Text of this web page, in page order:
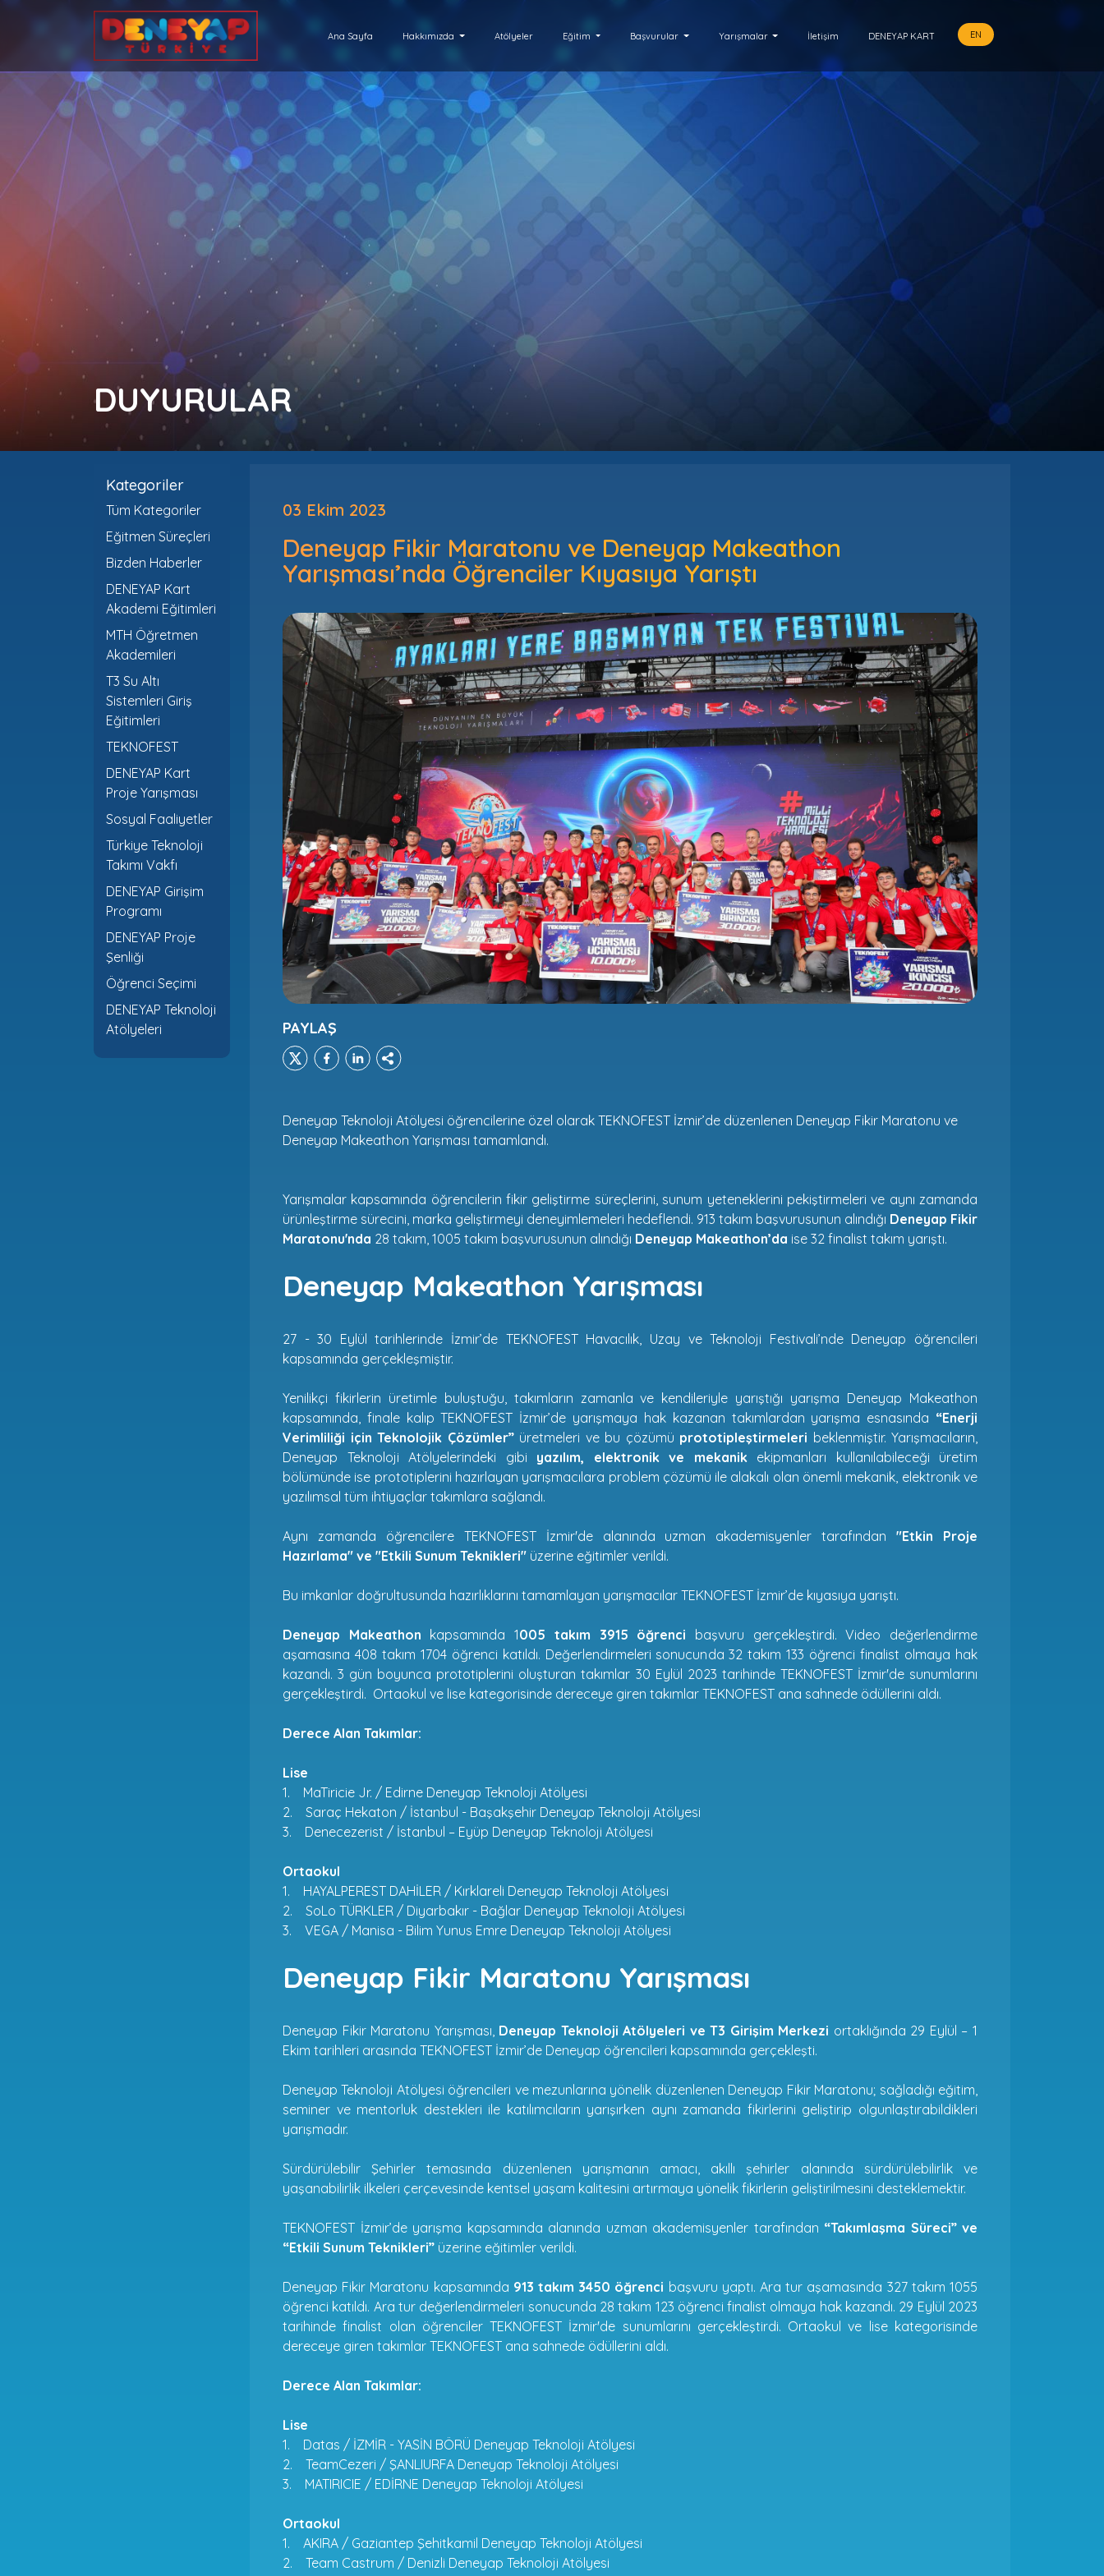
Ana Sayfa Hakkımızda Atölyeler Eğitim Başvurular Yarışmalar İletişim DENEYAP KART EN
DUYURULAR
Kategoriler
Tüm Kategoriler
Eğitmen Süreçleri
Bizden Haberler
DENEYAP Kart
Akademi Eğitimleri
MTH Öğretmen
Akademileri
T3 Su Altı
Sistemleri Giriş
Eğitimleri
TEKNOFEST
DENEYAP Kart
Proje Yarışması
Sosyal Faaliyetler
Türkiye Teknoloji
Takımı Vakfı
DENEYAP Girişim
Programı
DENEYAP Proje
Şenliği
Öğrenci Seçimi
DENEYAP Teknoloji
Atölyeleri
03 Ekim 2023
Deneyap Fikir Maratonu ve Deneyap Makeathon
Yarışması’nda Öğrenciler Kıyasıya Yarıştı
PAYLAŞ
Deneyap Teknoloji Atölyesi öğrencilerine özel olarak TEKNOFEST İzmir’de düzenlenen Deneyap Fikir Maratonu ve
Deneyap Makeathon Yarışması tamamlandı.
Yarışmalar kapsamında öğrencilerin fikir geliştirme süreçlerini, sunum yeteneklerini pekiştirmeleri ve aynı zamanda
ürünleştirme sürecini, marka geliştirmeyi deneyimlemeleri hedeflendi. 913 takım başvurusunun alındığı Deneyap Fikir
Maratonu'nda 28 takım, 1005 takım başvurusunun alındığı Deneyap Makeathon’da ise 32 finalist takım yarıştı.
Deneyap Makeathon Yarışması
27 - 30 Eylül tarihlerinde İzmir’de TEKNOFEST Havacılık, Uzay ve Teknoloji Festivali’nde Deneyap öğrencileri
kapsamında gerçekleşmiştir.
Yenilikçi fikirlerin üretimle buluştuğu, takımların zamanla ve kendileriyle yarıştığı yarışma Deneyap Makeathon
kapsamında, finale kalıp TEKNOFEST İzmir’de yarışmaya hak kazanan takımlardan yarışma esnasında “Enerji
Verimliliği için Teknolojik Çözümler”üretmeleri ve bu çözümü prototipleştirmeleri beklenmiştir. Yarışmacıların,
Deneyap Teknoloji Atölyelerindeki gibi yazılım, elektronik ve mekanikekipmanları kullanılabileceği üretim
bölümünde ise prototiplerini hazırlayan yarışmacılara problem çözümü ile alakalı olan önemli mekanik, elektronik ve
yazılımsal tüm ihtiyaçlar takımlara sağlandı.
Aynı zamanda öğrencilere TEKNOFEST İzmir'de alanında uzman akademisyenler tarafından"Etkin Proje
Hazırlama" ve "Etkili Sunum Teknikleri" üzerine eğitimler verildi.
Bu imkanlar doğrultusunda hazırlıklarını tamamlayan yarışmacılar TEKNOFEST İzmir’de kıyasıya yarıştı.
Deneyap Makeathon kapsamında 1005 takım 3915 öğrenci başvuru gerçekleştirdi. Video değerlendirme
aşamasına 408 takım 1704 öğrenci katıldı. Değerlendirmeleri sonucunda 32 takım 133 öğrenci finalist olmaya hak
kazandı. 3 gün boyunca prototiplerini oluşturan takımlar 30 Eylül 2023 tarihinde TEKNOFEST İzmir'de sunumlarını
gerçekleştirdi. Ortaokul ve lise kategorisinde dereceye giren takımlar TEKNOFEST ana sahnede ödüllerini aldı.
Derece Alan Takımlar:
Lise
1. MaTiricie Jr. / Edirne Deneyap Teknoloji Atölyesi
2. Saraç Hekaton / İstanbul - Başakşehir Deneyap Teknoloji Atölyesi
3. Denecezerist / İstanbul – Eyüp Deneyap Teknoloji Atölyesi
Ortaokul
1. HAYALPEREST DAHİLER / Kırklareli Deneyap Teknoloji Atölyesi
2. SoLo TÜRKLER / Diyarbakır - Bağlar Deneyap Teknoloji Atölyesi
3. VEGA / Manisa - Bilim Yunus Emre Deneyap Teknoloji Atölyesi
Deneyap Fikir Maratonu Yarışması
Deneyap Fikir Maratonu Yarışması, Deneyap Teknoloji Atölyeleri ve T3 Girişim Merkezi ortaklığında 29 Eylül – 1
Ekim tarihleri arasında TEKNOFEST İzmir’de Deneyap öğrencileri kapsamında gerçekleşti.
Deneyap Teknoloji Atölyesi öğrencileri ve mezunlarına yönelik düzenlenen Deneyap Fikir Maratonu; sağladığı eğitim,
seminer ve mentorluk destekleri ile katılımcıların yarışırken aynı zamanda fikirlerini geliştirip olgunlaştırabildikleri
yarışmadır.
Sürdürülebilir Şehirler temasında düzenlenen yarışmanın amacı, akıllı şehirler alanında sürdürülebilirlik ve
yaşanabilirlik ilkeleri çerçevesinde kentsel yaşam kalitesini artırmaya yönelik fikirlerin geliştirilmesini desteklemektir.
TEKNOFEST İzmir’de yarışma kapsamında alanında uzman akademisyenler tarafından “Takımlaşma Süreci” ve
“Etkili Sunum Teknikleri” üzerine eğitimler verildi.
Deneyap Fikir Maratonu kapsamında 913 takım 3450 öğrenci başvuru yaptı. Ara tur aşamasında 327 takım 1055
öğrenci katıldı. Ara tur değerlendirmeleri sonucunda 28 takım 123 öğrenci finalist olmaya hak kazandı. 29 Eylül 2023
tarihinde finalist olan öğrenciler TEKNOFEST İzmir'de sunumlarını gerçekleştirdi. Ortaokul ve lise kategorisinde
dereceye giren takımlar TEKNOFEST ana sahnede ödüllerini aldı.
Derece Alan Takımlar:
Lise
1. Datas / İZMİR - YASİN BÖRÜ Deneyap Teknoloji Atölyesi
2. TeamCezeri / ŞANLIURFA Deneyap Teknoloji Atölyesi
3. MATIRICIE / EDİRNE Deneyap Teknoloji Atölyesi
Ortaokul
1. AKIRA / Gaziantep Şehitkamil Deneyap Teknoloji Atölyesi
2. Team Castrum / Denizli Deneyap Teknoloji Atölyesi